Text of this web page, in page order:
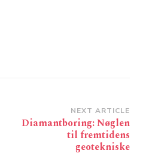
NEXT ARTICLE
Diamantboring: Nøglen
til fremtidens
geotekniske